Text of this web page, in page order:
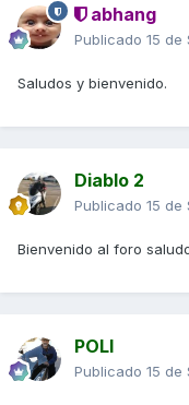
abhang
Publicado 15 de
Saludos y bienvenido.
Diablo 2
Publicado 15 de
Bienvenido al foro
POLI
Publicado 15 de